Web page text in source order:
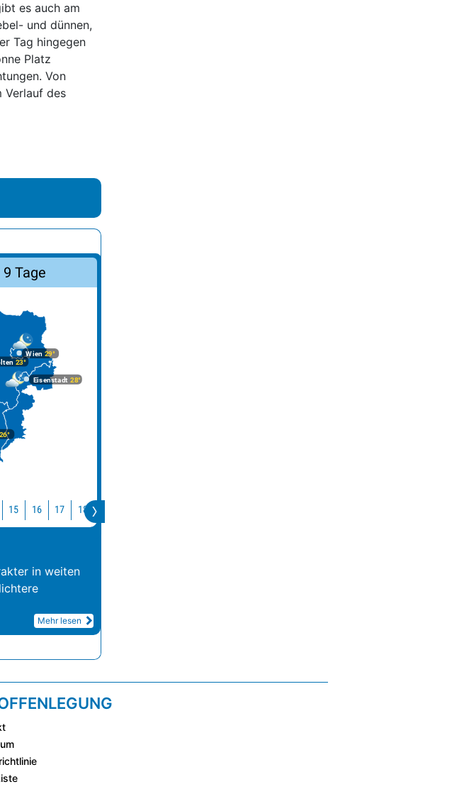
es auch am
und dünnen,
Tag hingegen
Platz
Von
Verlauf des
9 Tage
26°
Wien 29°
Eisenstadt 28°
23°
15 16 17 18
in weiten
Mehr lesen